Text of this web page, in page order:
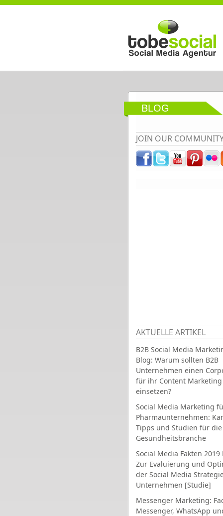
Direkt zum Inhalt
BLOG
JOIN OUR
AKTUELLE ARTIKEL
B2B Social Media
Blog: Warum sollten B2B
Unternehmen einen
für ihr Content Marketing
einsetzen?
Social Media Marketing
Pharmaunternehmen:
Tipps und Studien für die
Gesundheitsbranche
Social Media Fakten 2019
Zur Evaluierung und
der Social Media
Unternehmen [Studie]
Messenger Marketing:
Messenger, WhatsApp